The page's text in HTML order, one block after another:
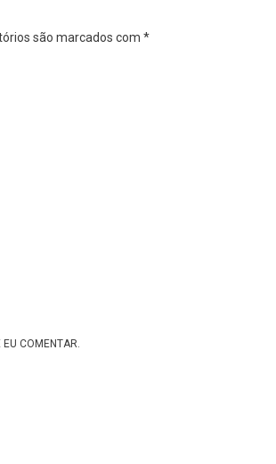
são marcados com *
COMENTAR.